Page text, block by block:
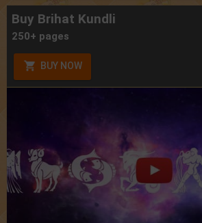
Buy Brihat Kundli
250+ pages
BUY NOW